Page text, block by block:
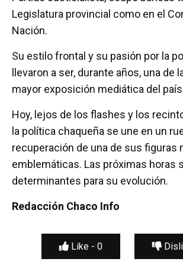
Legislatura provincial como en el
Nación.
Su estilo frontal y su pasión por la
llevaron a ser, durante años, una de
mayor exposición mediática del
Hoy, lejos de los flashes y los
la política chaqueña se une en un
recuperación de una de sus figuras
emblemáticas. Las próximas horas
determinantes para su evolución.
Redacción Chaco Info
Like - 0